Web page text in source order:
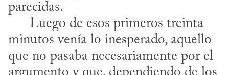
parecidas.
minutos venía lo inesperado, aquello
que no pasaba necesariamente por el